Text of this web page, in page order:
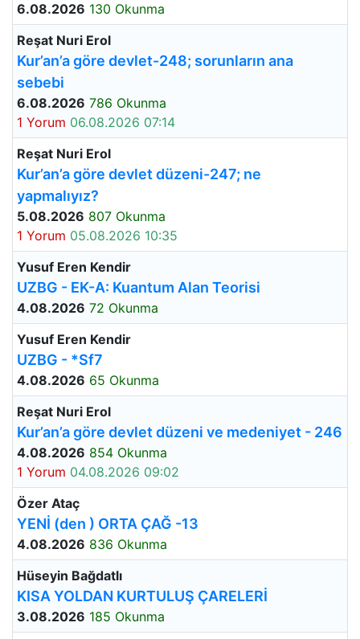
6.08.2026 130 Okunma
Reşat Nuri Erol
Kur’an’a göre devlet-248; sorunların ana
sebebi
6.08.2026 786 Okunma
1 Yorum 06.08.2026 07:14
Reşat Nuri Erol
Kur’an’a göre devlet düzeni-247; ne
yapmalıyız?
5.08.2026 807 Okunma
1 Yorum 05.08.2026 10:35
Yusuf Eren Kendir
UZBG - EK-A: Kuantum Alan Teorisi
4.08.2026 72 Okunma
Yusuf Eren Kendir
UZBG - *Sf7
4.08.2026 65 Okunma
Reşat Nuri Erol
Kur’an’a göre devlet düzeni ve medeniyet - 246
4.08.2026 854 Okunma
1 Yorum 04.08.2026 09:02
Özer Ataç
YENİ (den ) ORTA ÇAĞ -13
4.08.2026 836 Okunma
Hüseyin Bağdatlı
KISA YOLDAN KURTULUŞ ÇARELERİ
3.08.2026 185 Okunma